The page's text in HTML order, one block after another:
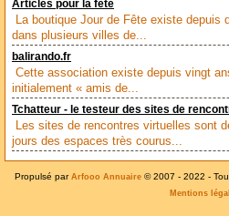
Articles pour la fête
La boutique Jour de Fête existe depuis
dans plusieurs villes de...
balirando.fr
Cette association existe depuis vingt
initialement « amis de...
Tchatteur - le testeur des sites de
Les sites de rencontres virtuelles sont
jours des espaces très courus...
Propulsé par Arfooo Annuaire © 2007 - 2022 -
Mentions